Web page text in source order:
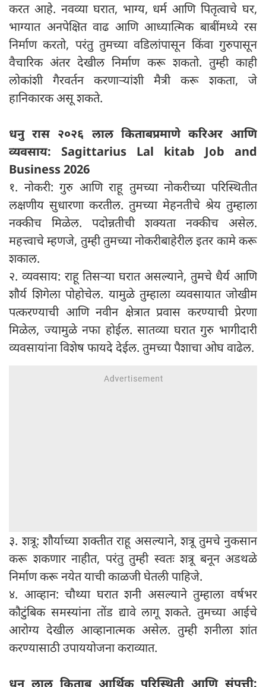
करत आहे. नवव्या घरात, भाग्य, धर्म आणि पितृत्वाचे घर,
भाग्यात अनपेक्षित वाढ आणि आध्यात्मिक बाबींमध्ये रस
निर्माण करतो, परंतु तुमच्या वडिलांपासून किंवा गुरुपासून
वैचारिक अंतर देखील निर्माण करू शकतो. तुम्ही काही
लोकांशी गैरवर्तन करणाऱ्यांशी मैत्री करू शकता, जे
हानिकारक असू शकते.
धनु रास २०२६ लाल किताबप्रमाणे करिअर आणि
व्यवसाय: Sagittarius Lal kitab Job and
Business 2026
१. नोकरी: गुरु आणि राहू तुमच्या नोकरीच्या परिस्थितीत
लक्षणीय सुधारणा करतील. तुमच्या मेहनतीचे श्रेय तुम्हाला
नक्कीच मिळेल. पदोन्नतीची शक्यता नक्कीच असेल.
महत्त्वाचे म्हणजे, तुम्ही तुमच्या नोकरीबाहेरील इतर कामे करू
शकाल.
२. व्यवसाय: राहू तिसऱ्या घरात असल्याने, तुमचे धैर्य आणि
शौर्य शिगेला पोहोचेल. यामुळे तुम्हाला व्यवसायात जोखीम
पत्करण्याची आणि नवीन क्षेत्रात प्रवास करण्याची प्रेरणा
मिळेल, ज्यामुळे नफा होईल. सातव्या घरात गुरु भागीदारी
व्यवसायांना विशेष फायदे देईल. तुमच्या पैशाचा ओघ वाढेल.
३. शत्रू: शौर्याच्या शक्तीत राहू असल्याने, शत्रू तुमचे नुकसान
करू शकणार नाहीत, परंतु तुम्ही स्वतः शत्रू बनून अडथळे
निर्माण करू नयेत याची काळजी घेतली पाहिजे.
४. आव्हान: चौथ्या घरात शनी असल्याने तुम्हाला वर्षभर
कौटुंबिक समस्यांना तोंड द्यावे लागू शकते. तुमच्या आईचे
आरोग्य देखील आव्हानात्मक असेल. तुम्ही शनीला शांत
करण्यासाठी उपाययोजना कराव्यात.
धनु लाल किताब आर्थिक परिस्थिती आणि संपत्ती: